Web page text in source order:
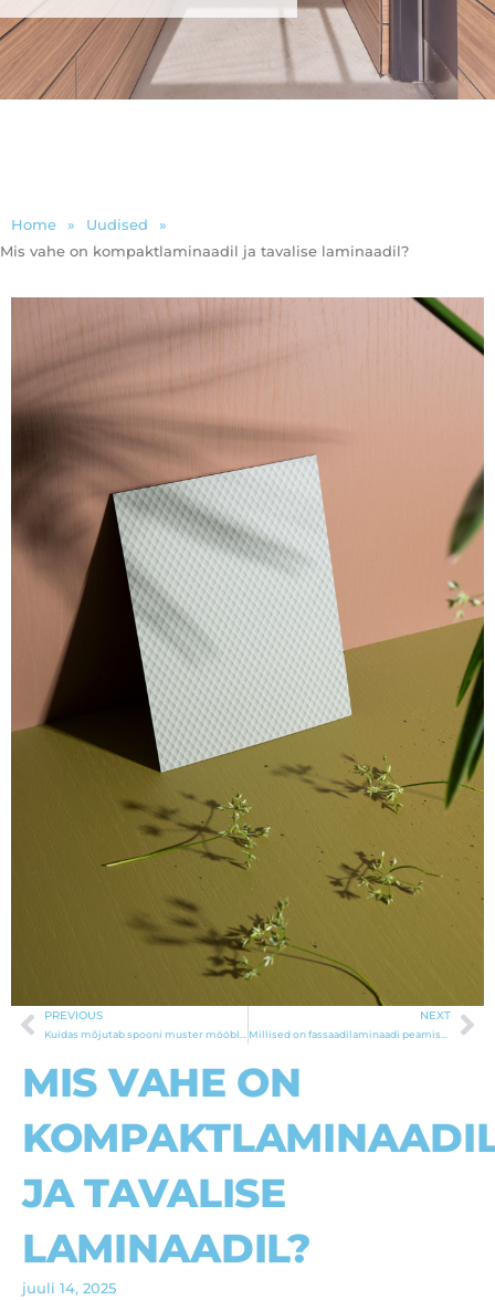
Home » Uudised
»
Mis vahe on kompaktlaminaadil ja tavalise laminaadil?
Prev
PREVIOUS
Kuidas mõjutab spooni muster mööbli üldmuljet?
NEXT
Millised on fassaadilaminaadi peamised eelised võrreldes teiste fassaadimaterjalidega?
MIS VAHE ON
JA TAVALISE
LAMINAADIL?
juuli 14, 2025